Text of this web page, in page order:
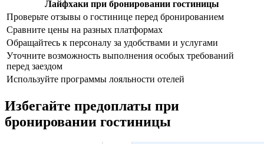
Лайфхаки при бронировании гостиницы
Проверьте отзывы о гостинице перед бронированием
Сравните цены на разных платформах
Обращайтесь к персоналу за удобствами и услугами
Уточните возможность выполнения особых требований
перед заездом
Используйте программы лояльности отелей
Избегайте предоплаты при
бронировании гостиницы